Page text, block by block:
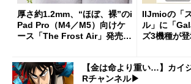
厚さ約1.2mm、“ほぼ、裸”のi
Pad Pro（M4／M5）向けケ
ース「The Frost Air」発売
IIJmioの「
ル」に「
ズ3機種が
【金は命より重い…】カイ
Rチャンネル▶︎